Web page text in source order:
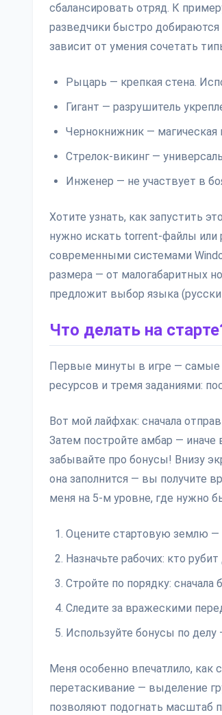
сбалансировать отряд. К
разведчики быстро
зависит от умения сочетать
Рыцарь — крепкая стена.
Гигант — разрушитель
Чернокнижник — магическая
Стрелок-викинг —
Инженер — не участвует в
Хотите узнать, как запустить
нужно искать torrent-файлы или
современными системами
размера — от малогабаритных
предложит выбор языка
Что делать на
Первые минуты в игре — самые
ресурсов и тремя заданиями:
Вот мой лайфхак: сначала
Затем постройте амбар — иначе
забывайте про бонусы! Внизу
она заполнится — вы получите
меня на 5-м уровне, где нужно
Оцените стартовую землю —
Назначьте рабочих: кто
Стройте по порядку:
Следите за вражескими
Используйте бонусы по
Меня особенно впечатлило, как
перетаскивание — выделение
позволяют подогнать масштаб